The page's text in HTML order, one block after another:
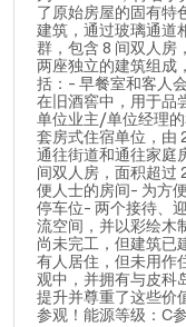
了原始房屋的固有特
建筑，通过玻璃通道
群，包含 8 间双人房
两座独立的建筑组成
括：- 早餐室和客人
在旧酒窖中，用于品
单位业主/单位经理
套房式住宿单位，由
通往街道和通往家庭
间双人房，面积超过
便人士的房间- 为方
停车位- 两个接待、
流空间，并以彩绘木
尚未完工，但建筑已
有人居住，但未用作
观中，并拥有与皮科
提升并尊重了这些价
参观！能源等级：C